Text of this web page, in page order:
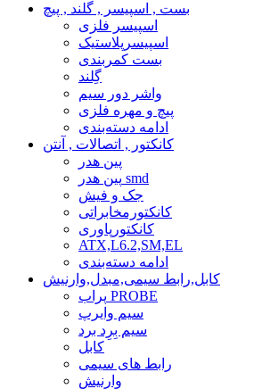
بست , اسپیسر , گلند , پیچ
اسپیسر فلزی
اسپیسرپلاستیک
بست کمربندی
گِلند
واشر دور سیم
پیچ و مهره فلزی
ادامه دسته‌بندی
کانکتور , اتصالات , آنتن
پین هدر
پین هدر smd
جک و فیش
کانکتورمخابراتی
کانکتورپاوری
ATX,L6.2,SM,EL
ادامه دسته‌بندی
کابل,رابط سیمی,مبدل,وارنیش
پراب PROBE
سیم وایرپ
سیم بِرِد برد
کابل
رابط های سیمی
وارنیش